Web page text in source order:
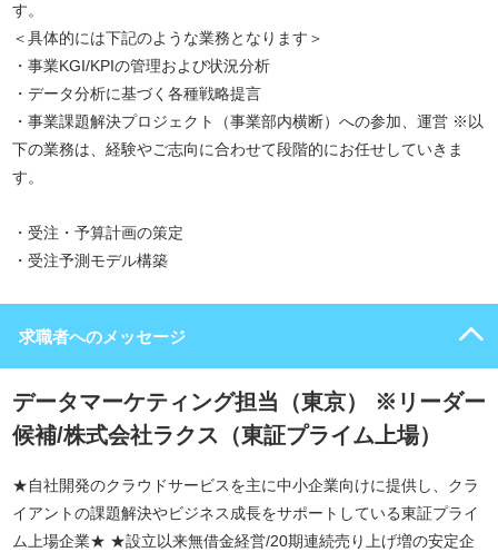
す。
＜具体的には下記のような業務となります＞
・事業KGI/KPIの管理および状況分析
・データ分析に基づく各種戦略提言
・事業課題解決プロジェクト（事業部内横断）への参加、運営 ※以
下の業務は、経験やご志向に合わせて段階的にお任せしていきま
す。
・受注・予算計画の策定
・受注予測モデル構築
求職者へのメッセージ
データマーケティング担当（東京） ※リーダー
候補/株式会社ラクス（東証プライム上場）
★自社開発のクラウドサービスを主に中小企業向けに提供し、クラ
イアントの課題解決やビジネス成長をサポートしている東証プライ
ム上場企業★ ★設立以来無借金経営/20期連続売り上げ増の安定企